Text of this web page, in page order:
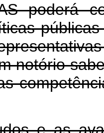
poderá
notório